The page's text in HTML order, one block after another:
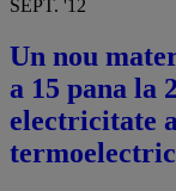
SEPT. '12
Un nou
a 15 pana la
electricitate